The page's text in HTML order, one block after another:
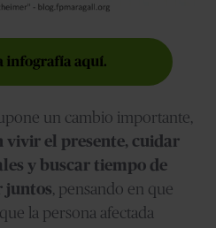
un cambio importante,
vivir el presente, cuidar
y buscar tiempo de
juntos, pensando en que
la persona afectada